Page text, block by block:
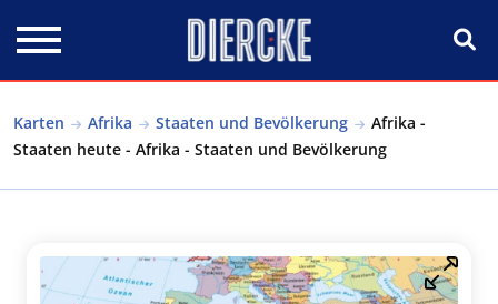
Karten Afrika Staaten und Bevölkerung
Afrika -
Staaten heute - Afrika - Staaten und Bevölkerung